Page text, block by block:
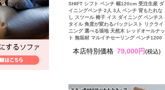
SHIFT シフト ベンチ 幅120cm 受注生産 ダ
イニングベンチ 2人 3人 ベンチ 背もたれな
し スツール 椅子 イス ダイニング ベンチス
タイル 角度が変わるバックレスト リクライ
ニング 選べる張地 天然木 レッドオールナッ
ト 無垢材 マルイチセーリング ベンチ1200
本店特別価格 79,000円(税込)